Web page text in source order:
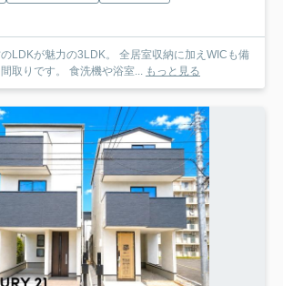
LDKが魅力の3LDK。 全居室収納に加えWICも備
取りです。 食洗機や浴室... もっと見る